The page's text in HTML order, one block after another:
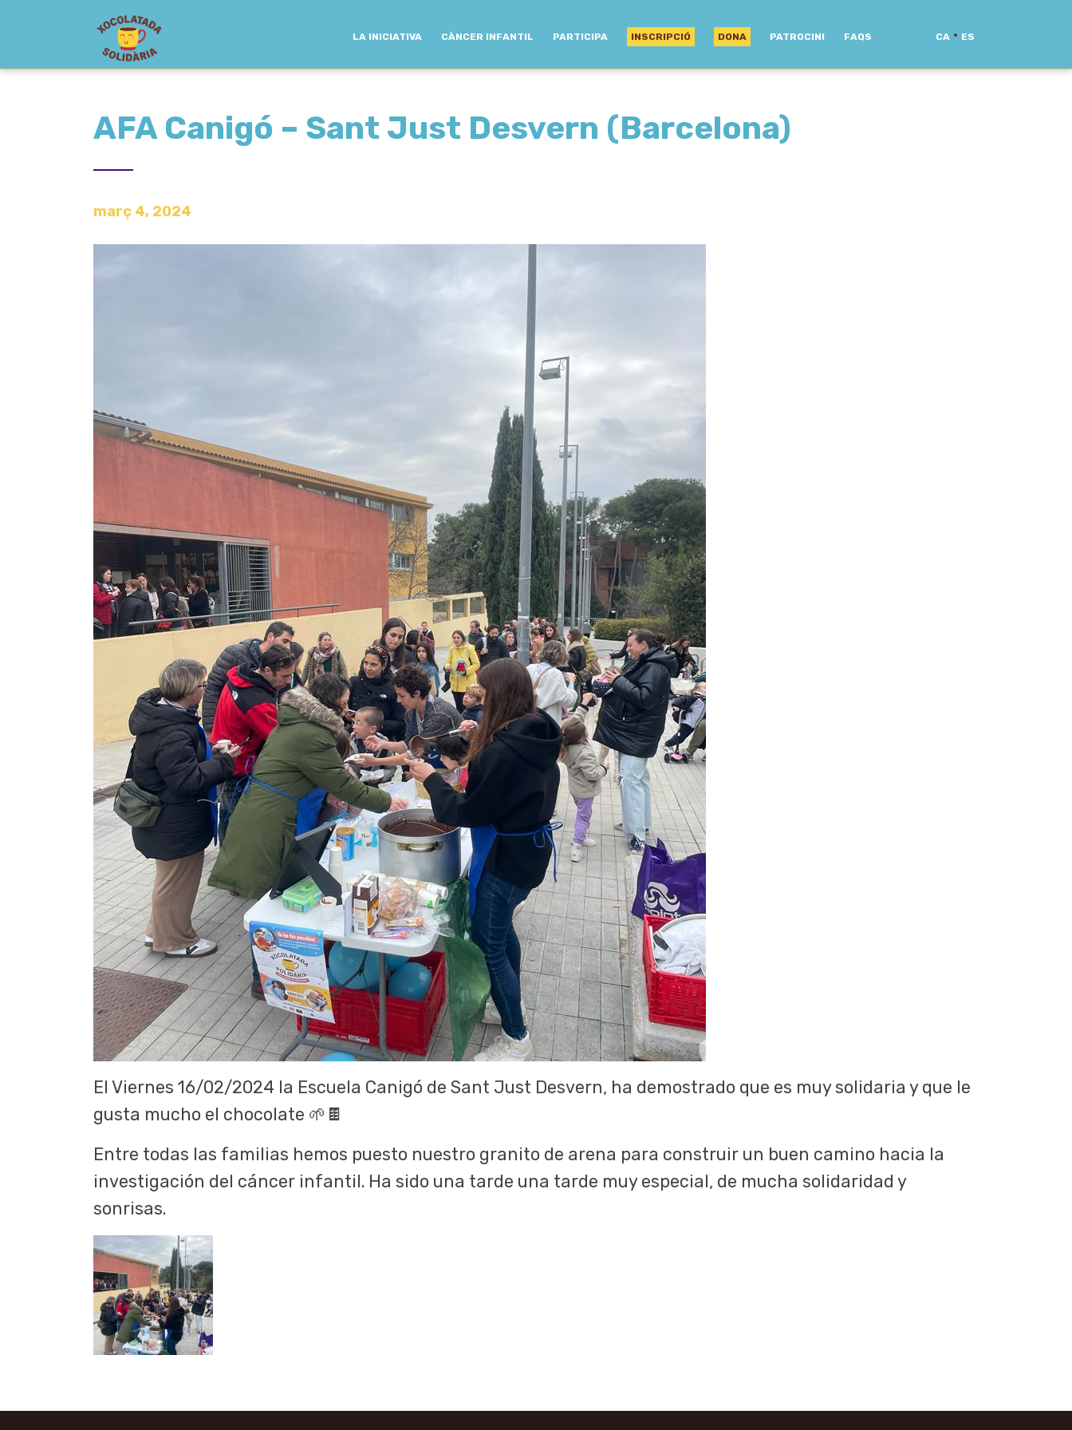
LA INICIATIVA CÀNCER INFANTIL PARTICIPA INSCRIPCIÓ DONA PATROCINI FAQS CA · ES
AFA Canigó – Sant Just Desvern (Barcelona)
març 4, 2024
El Viernes 16/02/2024 la Escuela Canigó de Sant Just Desvern, ha demostrado que es muy solidaria y que le
gusta mucho el chocolate 🌱🍫
Entre todas las familias hemos puesto nuestro granito de arena para construir un buen camino hacia la
investigación del cáncer infantil. Ha sido una tarde una tarde muy especial, de mucha solidaridad y
sonrisas.